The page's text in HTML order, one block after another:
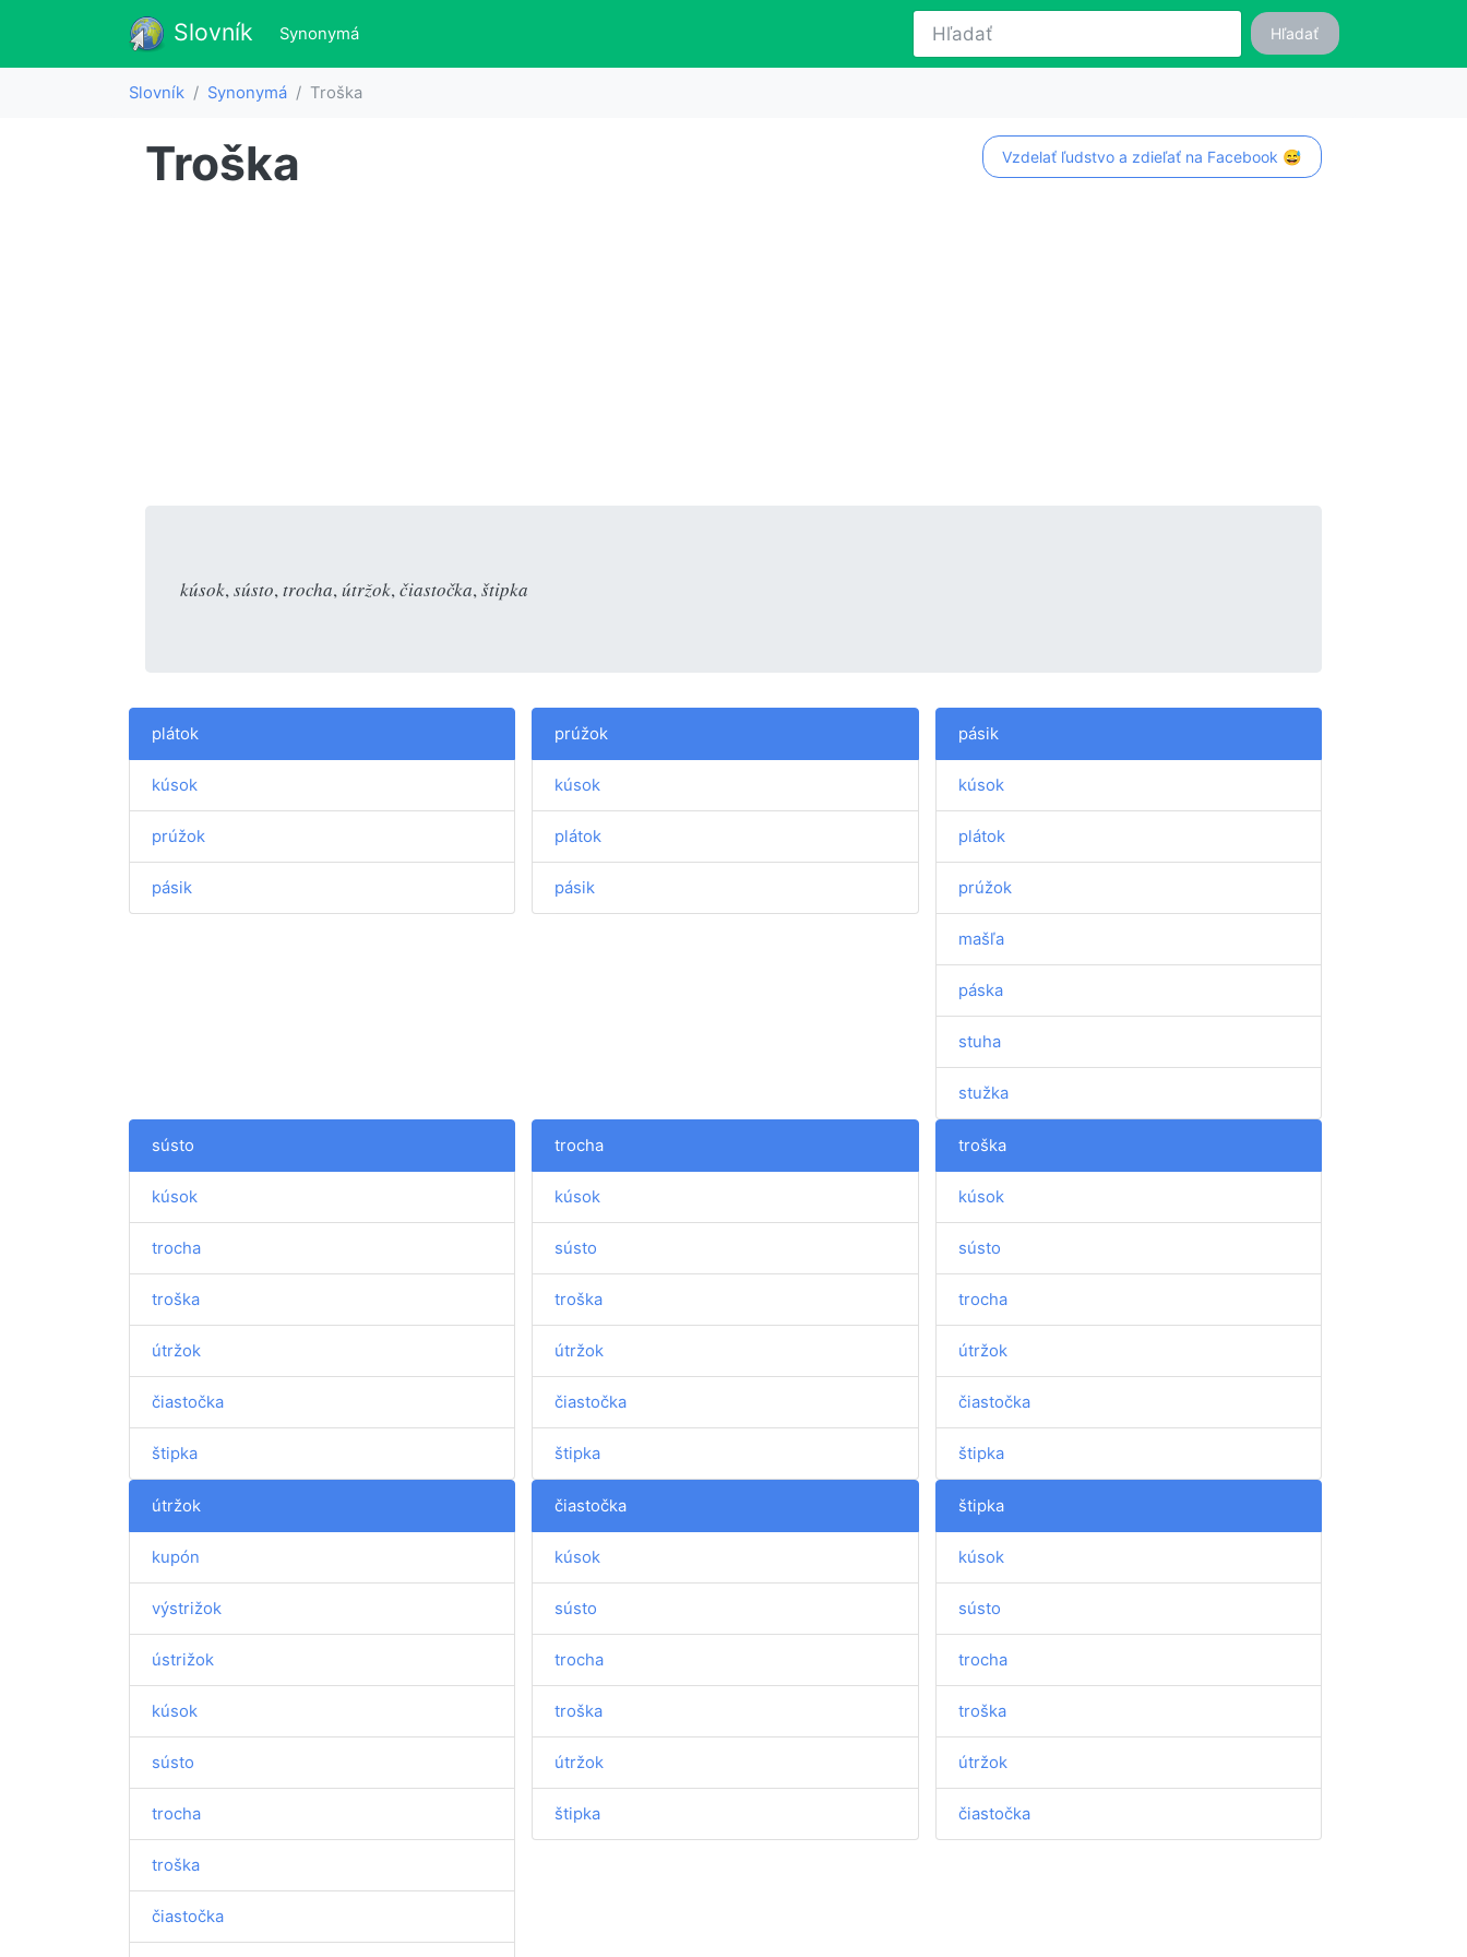
Slovník Slovník
Synonymá(aktualne) Hľadať
Slovník Synonymá Troška
Vzdelať ľudstvo a zdieľať na Facebook 😅
Troška
kúsok, sústo, trocha, útržok, čiastočka, štipka
plátok
kúsok
prúžok
pásik
prúžok
kúsok
plátok
pásik
pásik
kúsok
plátok
prúžok
mašľa
páska
stuha
stužka
sústo
kúsok
trocha
troška
útržok
čiastočka
štipka
trocha
kúsok
sústo
troška
útržok
čiastočka
štipka
troška
kúsok
sústo
trocha
útržok
čiastočka
štipka
útržok
kupón
výstrižok
ústrižok
kúsok
sústo
trocha
troška
čiastočka
čiastočka
kúsok
sústo
trocha
troška
útržok
štipka
štipka
kúsok
sústo
trocha
troška
útržok
čiastočka